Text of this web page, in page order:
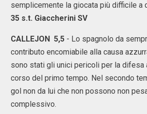
semplicemente la giocata più difficile a
35 s.t. Giaccherini SV
CALLEJON 5,5 - Lo spagnolo da
contributo encomiabile alla causa
sono stati gli unici pericoli per la difesa
corso del primo tempo. Nel secondo
gol non da lui che non possono non
complessivo.